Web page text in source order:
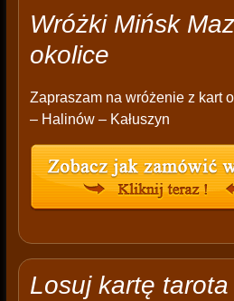
Wróżki Mińsk
okolice
Zapraszam na wróżenie z kart
– Halinów – Kałuszyn
Losuj kartę tarota